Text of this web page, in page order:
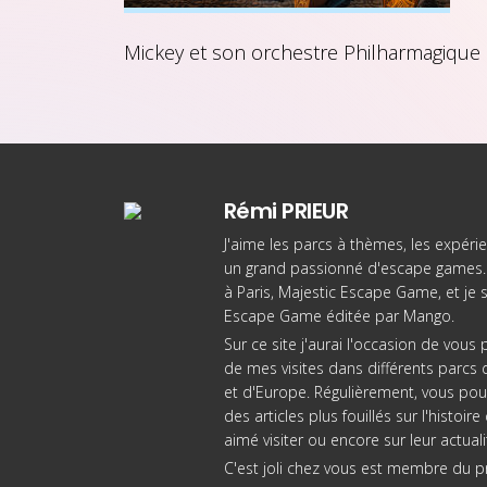
Mickey et son orchestre Philharmagique
Rémi PRIEUR
J'aime les parcs à thèmes, les
un grand passionné d'escape
à Paris, Majestic Escape Game, et
Escape Game éditée par Mango.
Sur ce site j'aurai l'occasion de
de mes visites dans différents parcs
et d'Europe. Régulièrement, vous
des articles plus fouillés sur
aimé visiter ou encore sur leur
C'est joli chez vous est membre du